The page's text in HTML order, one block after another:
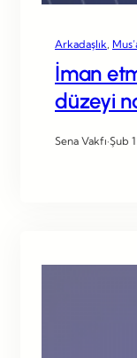
Arkadaşlık
İman
düzeyi
Sena Vakfı·Şub